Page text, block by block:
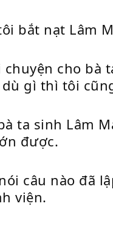
bắt nạt Lâm
chuyện cho bà
gì thì tôi
ta sinh Lâm
được.
câu nào đã
viện.